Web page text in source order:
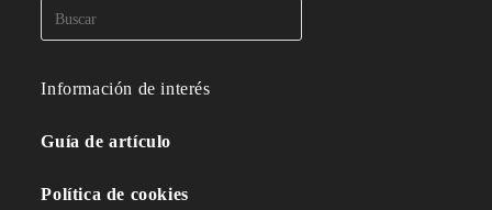
Información de interés
Guía de artículo
Política de cookies